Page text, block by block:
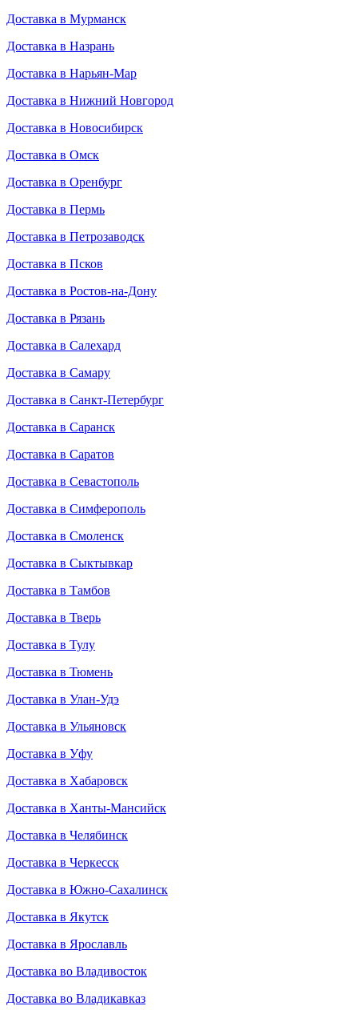
Доставка в Мурманск
Доставка в Назрань
Доставка в Нарьян-Мар
Доставка в Нижний Новгород
Доставка в Новосибирск
Доставка в Омск
Доставка в Оренбург
Доставка в Пермь
Доставка в Петрозаводск
Доставка в Псков
Доставка в Ростов-на-Дону
Доставка в Рязань
Доставка в Салехард
Доставка в Самару
Доставка в Санкт-Петербург
Доставка в Саранск
Доставка в Саратов
Доставка в Севастополь
Доставка в Симферополь
Доставка в Смоленск
Доставка в Сыктывкар
Доставка в Тамбов
Доставка в Тверь
Доставка в Тулу
Доставка в Тюмень
Доставка в Улан-Удэ
Доставка в Ульяновск
Доставка в Уфу
Доставка в Хабаровск
Доставка в Ханты-Мансийск
Доставка в Челябинск
Доставка в Черкесск
Доставка в Южно-Сахалинск
Доставка в Якутск
Доставка в Ярославль
Доставка во Владивосток
Доставка во Владикавказ